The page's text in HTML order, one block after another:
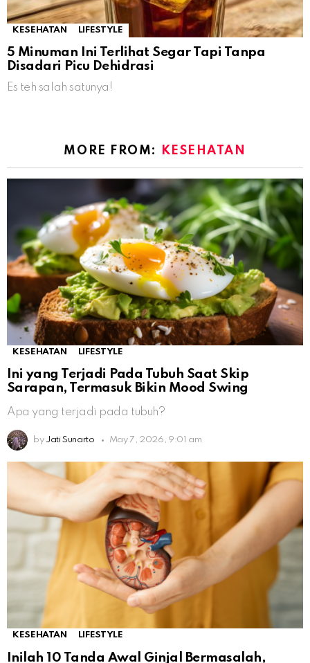
KESEHATAN LIFESTYLE
5 Minuman Ini Terlihat Segar Tapi Tanpa
Disadari Picu Dehidrasi
Es teh salah satunya!
MORE FROM: KESEHATAN
KESEHATAN LIFESTYLE
Ini yang Terjadi Pada Tubuh Saat Skip
Sarapan, Termasuk Bikin Mood Swing
Apa yang terjadi pada tubuh?
by Jati Sunarto May 7, 2026, 9:01 am
KESEHATAN LIFESTYLE
Inilah 10 Tanda Awal Ginjal Bermasalah,